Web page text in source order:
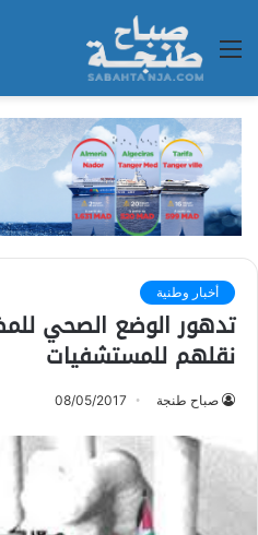
القائمة
أخبار وطنية
تدهور الوضع الصحي
نقلهم للمستشفيات
صباح طنجة 08/05/2017